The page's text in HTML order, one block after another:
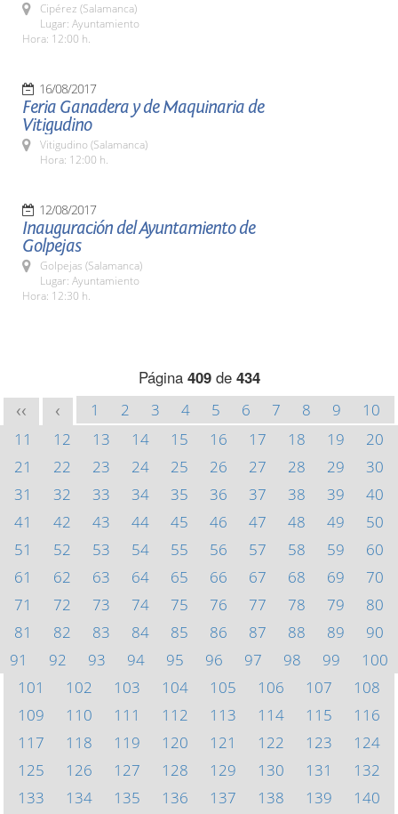
Cipérez (Salamanca)
Lugar: Ayuntamiento
Hora: 12:00 h.
16/08/2017
Feria Ganadera y de Maquinaria de
Vitigudino
Vitigudino (Salamanca)
Hora: 12:00 h.
12/08/2017
Inauguración del Ayuntamiento de
Golpejas
Golpejas (Salamanca)
Lugar: Ayuntamiento
Hora: 12:30 h.
Página 409de 434
<< < 1 2 3 4 5 6 7 8 9
10
11
12 13 14 15 16 17 18 19
20
21
22 23 24 25 26 27 28 29
30
31
32 33 34 35 36 37 38 39
40
41
42 43 44 45 46 47 48 49
50
51
52 53 54 55 56 57 58 59
60
61
62 63 64 65 66 67 68 69
70
71
72 73 74 75 76 77 78 79
80
81
82 83 84 85 86 87 88 89
90
91
92 93 94 95 96 97 98 99
100
101
102 103 104 105 106 107
108
109
110 111 112 113 114 115
116
117
118 119 120 121 122 123
124
125
126 127 128 129 130 131
132
133
134 135 136 137 138 139
140